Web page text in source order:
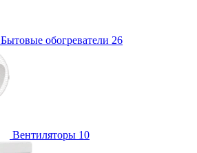
Бытовые обогреватели 26
Вентиляторы 10